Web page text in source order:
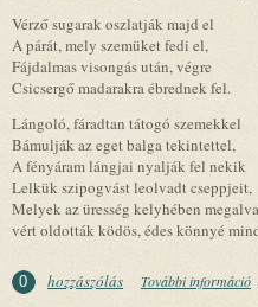
Vérző sugarak oszlatják majd el
A párát, mely szemüket fedi el,
Fájdalmas visongás után, végre
Csicsergő madarakra ébrednek fel.
Lángoló, fáradtan tátogó szemekkel
Bámulják az eget balga tekintettel,
A fényáram lángjai nyalják fel nekik
Lelkük szipogvást leolvadt cseppjeit,
Melyek az üresség kelyhében
vért oldották ködös, édes könnyé
0 hozzászólás További információ